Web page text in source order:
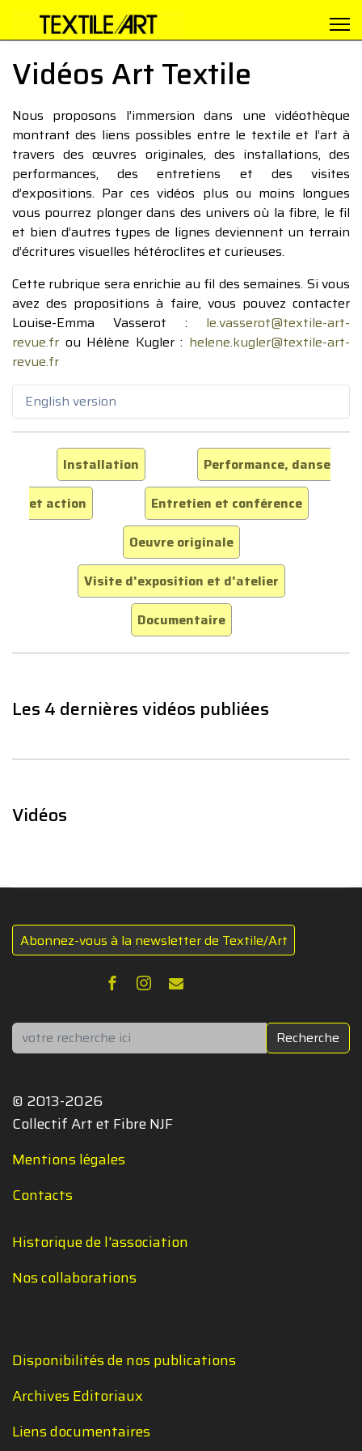
Vidéos Art Textile
Nous proposons l’immersion dans une vidéothèque
montrant des liens possibles entre le textile et l’art à
travers des œuvres originales, des installations, des
performances, des entretiens et des visites
d’expositions. Par ces vidéos plus ou moins longues
vous pourrez plonger dans des univers où la fibre, le fil
et bien d’autres types de lignes deviennent un terrain
d’écritures visuelles hétéroclites et curieuses.
Cette rubrique sera enrichie au fil des semaines. Si vous
avez des propositions à faire, vous pouvez contacter
Louise-Emma Vasserot : le.vasserot@textile-art-
revue.fr ou Hélène Kugler : helene.kugler@textile-art-
revue.fr
English version
Installation
Performance, danse
et action
Entretien et conférence
Oeuvre originale
Visite d'exposition et d'atelier
Documentaire
Les 4 dernières vidéos publiées
Vidéos
Abonnez-vous à la newsletter de Textile/Art
Rechercher Recherche
© 2013-2026
Collectif Art et Fibre NJF
Mentions légales
Contacts
Historique de l'association
Nos collaborations
Disponibilités de nos publications
Archives Editoriaux
Liens documentaires